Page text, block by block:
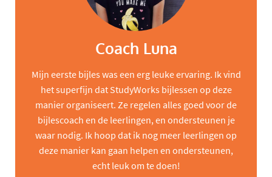
Coach Luna
Mijn eerste bijles was een erg leuke ervaring. Ik vind
het superfijn dat StudyWorks bijlessen op deze
manier organiseert. Ze regelen alles goed voor de
bijlescoach en de leerlingen, en ondersteunen je
waar nodig. Ik hoop dat ik nog meer leerlingen op
deze manier kan gaan helpen en ondersteunen,
echt leuk om te doen!